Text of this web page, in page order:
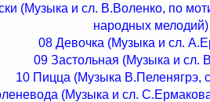
(Музыка и сл. В.Воленко, по
народных мелодий)
08 Девочка (Музыка и сл.
09 Застольная (Музыка и сл.
10 Пицца (Музыка В.Пеленягрэ,
(Музыка и сл.